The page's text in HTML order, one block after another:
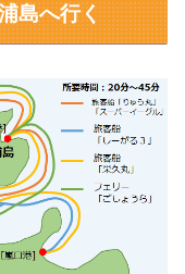
島へ行く